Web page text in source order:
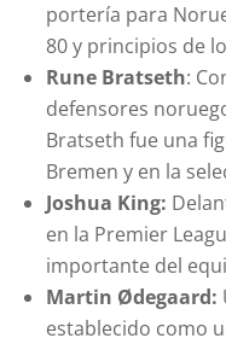
portería para
80 y principios de
Rune Bratseth:
defensores
Bratseth fue una
Bremen y en la
Joshua King:
en la Premier
importante del
Martin Ødegaard:
establecido como